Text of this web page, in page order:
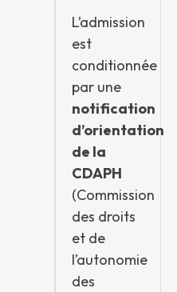
L’admission
est
conditionnée
par une
notification
d’orientation
de la
CDAPH
(Commission
des droits
et de
l’autonomie
des